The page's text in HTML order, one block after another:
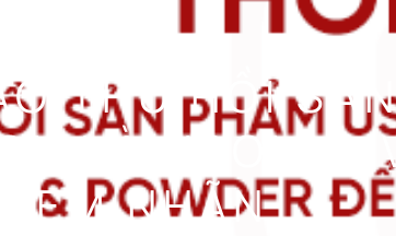
THU HỒI
VÀ
NHÃN